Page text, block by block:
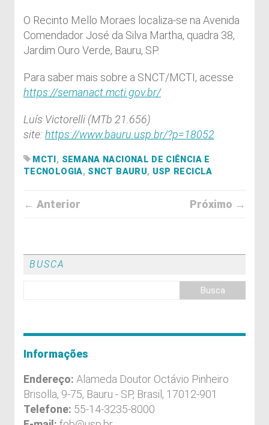
O Recinto Mello Moraes localiza-se na Avenida
Comendador José da Silva Martha, quadra 38,
Jardim Ouro Verde, Bauru, SP.
Para saber mais sobre a SNCT/MCTI, acesse
https://semanact.mcti.gov.br/
Luís Victorelli (MTb 21.656)
site: https://www.bauru.usp.br/?p=18052
MCTI , SEMANA NACIONAL DE CIÊNCIA E
TECNOLOGIA, SNCT BAURU, USP RECICLA
← Anterior Próximo →
BUSCA
Informações
Endereço: Alameda Doutor Octávio Pinheiro
Brisolla, 9-75, Bauru - SP, Brasil, 17012-901
Telefone: 55-14-3235-8000